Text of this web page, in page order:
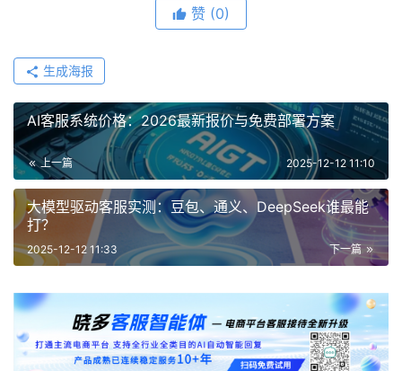
赞 (0)
生成海报
AI客服系统价格：2026最新报价与免费部署方案
上一篇 2025-12-12 11:10
大模型驱动客服实测：豆包、通义、DeepSeek谁最能
打？
下一篇
2025-12-12 11:33